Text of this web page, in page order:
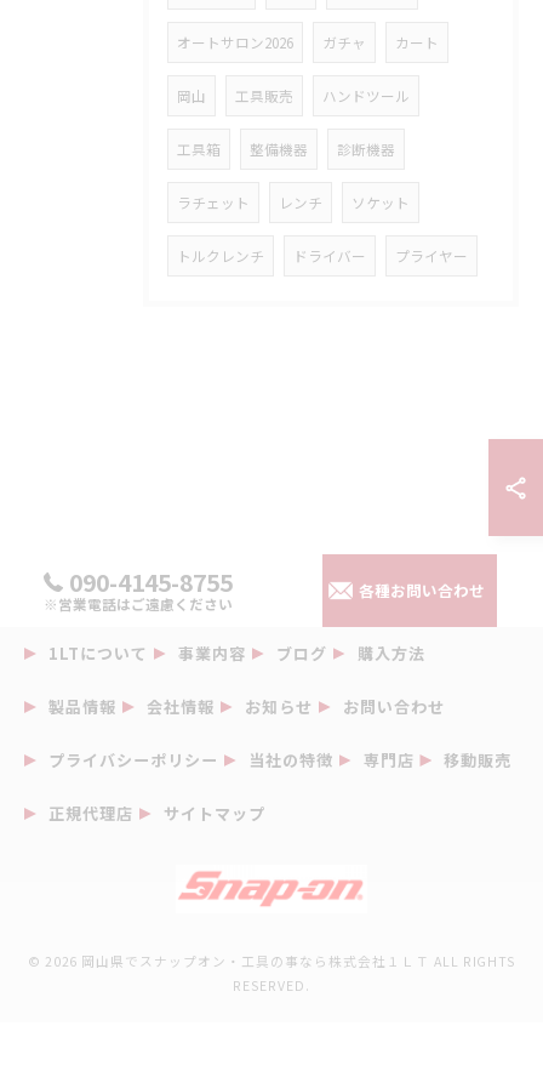
オートサロン2026 ガチャ カート
岡山 工具販売 ハンドツール
工具箱 整備機器 診断機器
ラチェット レンチ ソケット
トルクレンチ ドライバー プライヤー
090-4145-8755
※営業電話はご遠慮ください
各種お問い合わせ
1LTについて 事業内容 ブログ 購入方法
製品情報 会社情報 お知らせ お問い合わせ
プライバシーポリシー 当社の特徴 専門店 移動販売
正規代理店 サイトマップ
© 2026 岡山県でスナップオン・工具の事なら株式会社１ＬＴ ALL RIGHTS
RESERVED.